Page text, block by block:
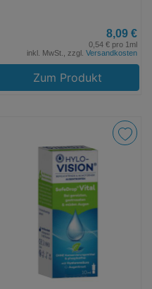
8,09 €
0,54 € pro 1ml
inkl. MwSt., zzgl. Versandkosten
Zum Produkt